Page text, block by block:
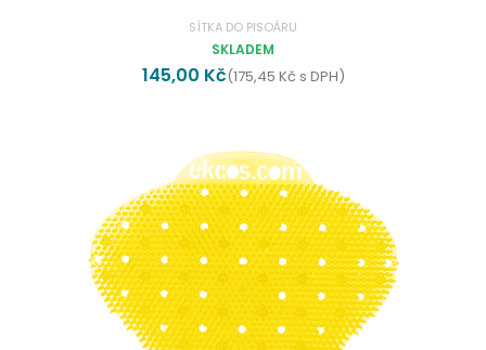
SÍTKA DO PISOÁRU
SKLADEM
145,00 Kč(175,45 Kč s DPH)